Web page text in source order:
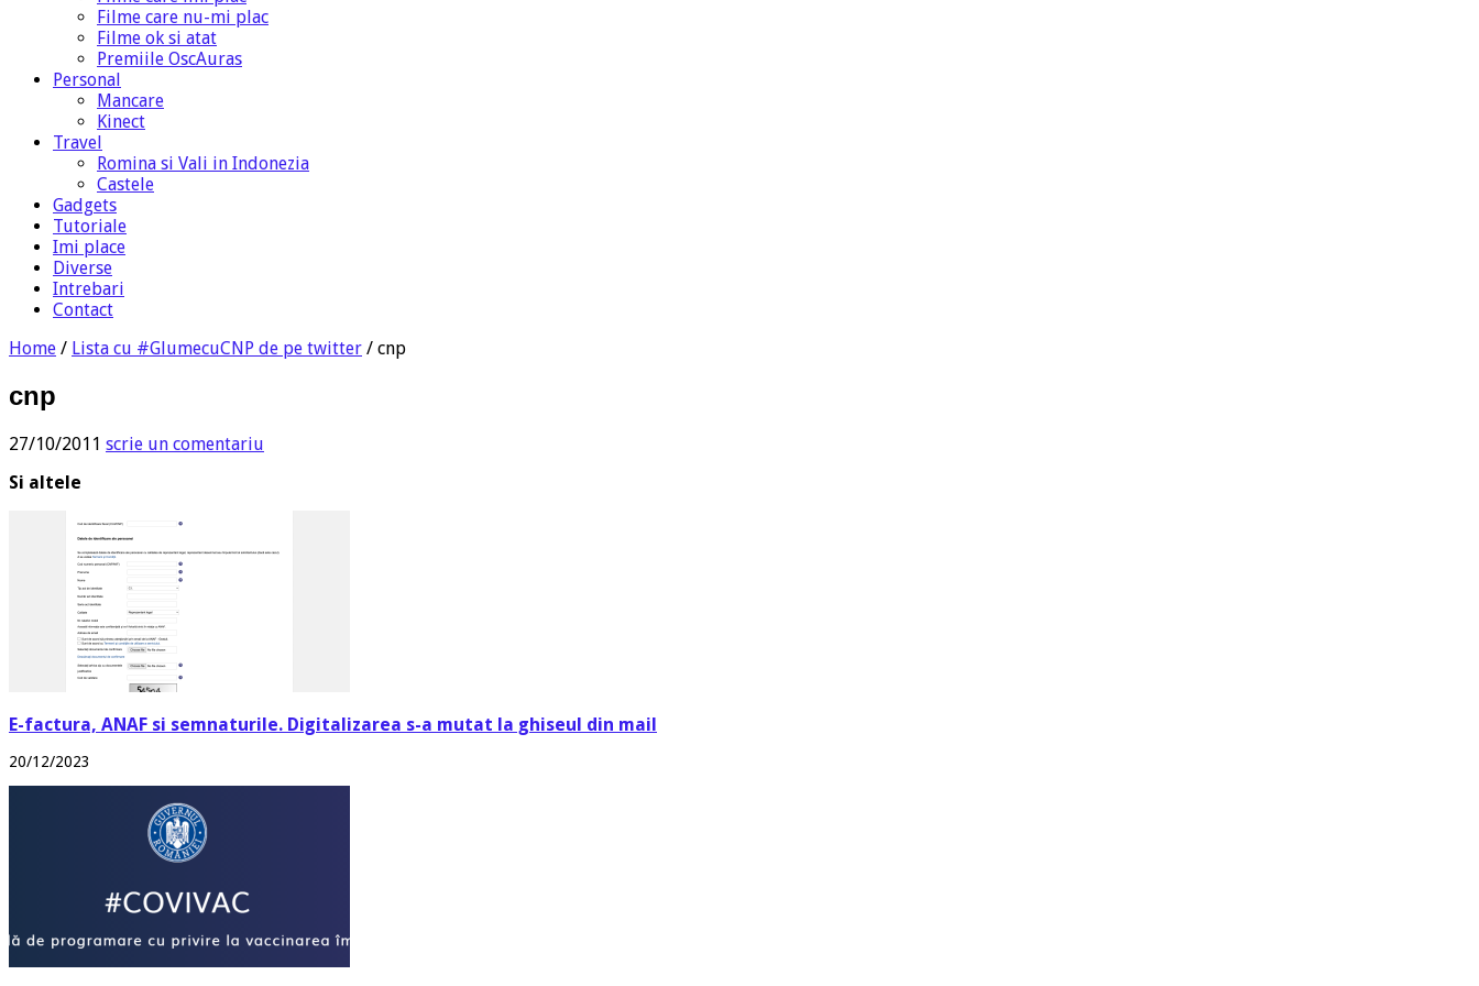
Filme care nu-mi plac
Filme ok si atat
Premiile OscAuras
Personal
Mancare
Kinect
Travel
Romina si Vali in Indonezia
Castele
Gadgets
Tutoriale
Imi place
Diverse
Intrebari
Contact
Home / Lista cu #GlumecuCNP de pe twitter / cnp
cnp
27/10/2011 scrie un comentariu
Si altele
E-factura, ANAF si semnaturile. Digitalizarea s-a mutat la ghiseul din mail
20/12/2023